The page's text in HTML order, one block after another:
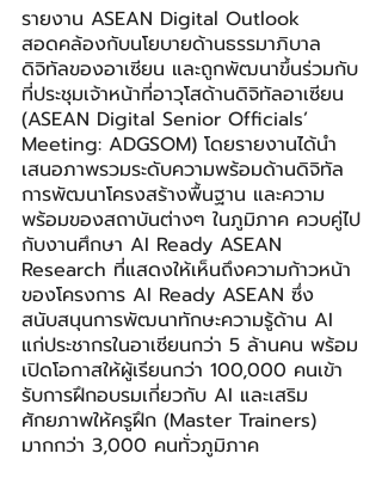
รายงาน ASEAN Digital Outlook
สอดคล้องกับนโยบายด้านธรรมาภิบาล
ดิจิทัลของอาเซียน และถูกพัฒนาขึ้นร่วมกับ
ที่ประชุมเจ้าหน้าที่อาวุโสด้านดิจิทัลอาเซียน
(ASEAN Digital Senior Officials’
Meeting: ADGSOM) โดยรายงานได้นำ
เสนอภาพรวมระดับความพร้อมด้านดิจิทัล
การพัฒนาโครงสร้างพื้นฐาน และความ
พร้อมของสถาบันต่างๆ ในภูมิภาค ควบคู่ไป
กับงานศึกษา AI Ready ASEAN
Research ที่แสดงให้เห็นถึงความก้าวหน้า
ของโครงการ AI Ready ASEAN ซึ่ง
สนับสนุนการพัฒนาทักษะความรู้ด้าน AI
แก่ประชากรในอาเซียนกว่า 5 ล้านคน พร้อม
เปิดโอกาสให้ผู้เรียนกว่า 100,000 คนเข้า
รับการฝึกอบรมเกี่ยวกับ AI และเสริม
ศักยภาพให้ครูฝึก (Master Trainers)
มากกว่า 3,000 คนทั่วภูมิภาค